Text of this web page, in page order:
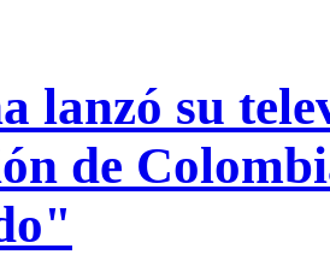
lanzó su
de